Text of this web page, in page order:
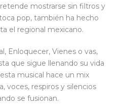
mostrarse sin filtros y
pop, también ha hecho
el regional mexicano.
Enloquecer, Vienes o vas,
que sigue llenando su vida
musical hace un mix
voces, respiros y silencios
se fusionan.